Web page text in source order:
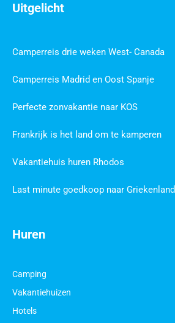
Huren
Camping
Vakantiehuizen
Hotels
Uitgelicht
Camperreis drie weken West- Canada
Camperreis Madrid en Oost Spanje
Perfecte zonvakantie naar KOS
Frankrijk is het land om te kamperen
Vakantiehuis huren Rhodos
Last minute goedkoop naar Griekenland